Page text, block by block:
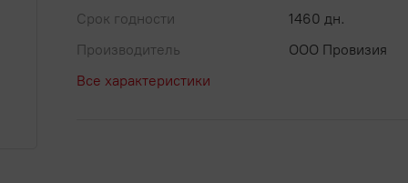
Популярные вопросы
Срок годности
1460 дн.
Производитель
ООО Провизия
Все характеристики